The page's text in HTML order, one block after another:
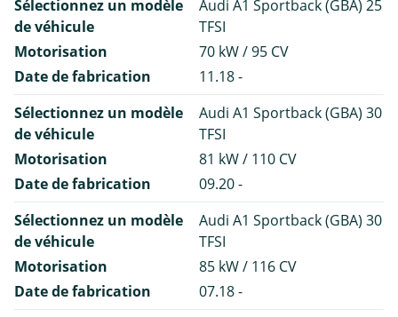
Sélectionnez un modèle
de véhicule
Audi A1 Sportback (GBA) 25
TFSI
Motorisation
70 kW / 95 CV
Date de fabrication
11.18 -
Sélectionnez un modèle
de véhicule
Audi A1 Sportback (GBA) 30
TFSI
Motorisation
81 kW / 110 CV
Date de fabrication
09.20 -
Sélectionnez un modèle
de véhicule
Audi A1 Sportback (GBA) 30
TFSI
Motorisation
85 kW / 116 CV
Date de fabrication
07.18 -